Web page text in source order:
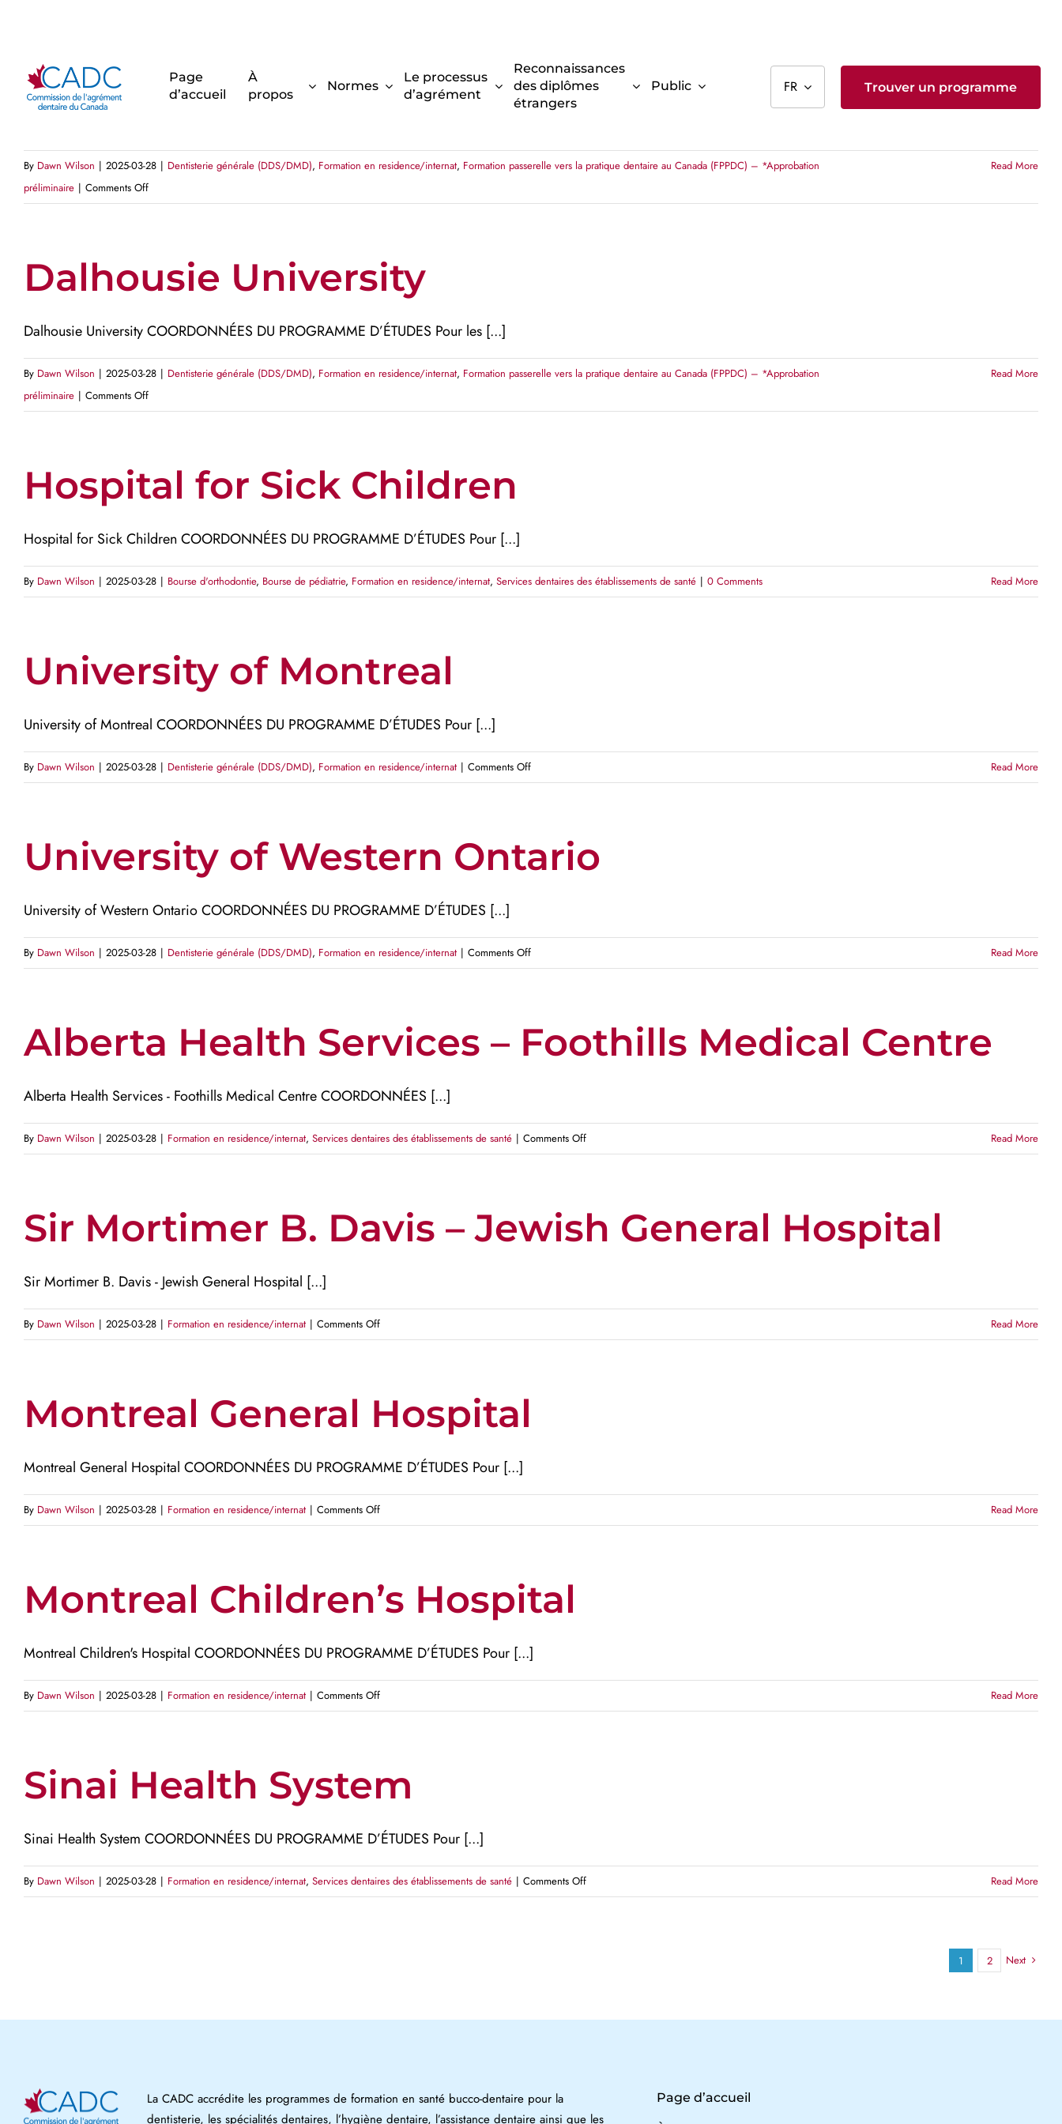
Page
d’accueil
À
propos
Normes
Le processus
d’agrément
Reconnaissances
des diplômes
étrangers
Public FR Trouver un programme
Universite Laval
By Dawn Wilson | 2025-03-28 | Dentisterie générale (DDS/DMD), Formation en residence/internat, Formation passerelle vers la pratique dentaire au Canada (FPPDC) – *Approbation
préliminaire | Comments Offon
Universite
Read More
Dalhousie University
Dalhousie University COORDONNÉES DU PROGRAMME D’ÉTUDES Pour les [...]
By Dawn Wilson | 2025-03-28 | Dentisterie générale (DDS/DMD), Formation en residence/internat, Formation passerelle vers la pratique dentaire au Canada (FPPDC) – *Approbation
préliminaire | Comments Offon
Dalhousie
Read More
Hospital for Sick Children
Hospital for Sick Children COORDONNÉES DU PROGRAMME D’ÉTUDES Pour [...]
By Dawn Wilson | 2025-03-28 | Bourse d'orthodontie, Bourse de pédiatrie, Formation en residence/internat, Services dentaires des établissements de santé | 0 Comments Read More
University of Montreal
University of Montreal COORDONNÉES DU PROGRAMME D’ÉTUDES Pour [...]
By Dawn Wilson | 2025-03-28 | Dentisterie générale (DDS/DMD), Formation en residence/internat | Comments Offon
University
Read More
University of Western Ontario
University of Western Ontario COORDONNÉES DU PROGRAMME D’ÉTUDES [...]
By Dawn Wilson | 2025-03-28 | Dentisterie générale (DDS/DMD), Formation en residence/internat | Comments Offon
University
Ontario
Read More
Alberta Health Services – Foothills Medical Centre
Alberta Health Services - Foothills Medical Centre COORDONNÉES [...]
By Dawn Wilson | 2025-03-28 | Formation en residence/internat, Services dentaires des établissements de santé | Comments Offon
Alberta
–
Read More
Sir Mortimer B. Davis – Jewish General Hospital
Sir Mortimer B. Davis - Jewish General Hospital [...]
By Dawn Wilson | 2025-03-28 | Formation en residence/internat | Comments Offon
Sir
Davis
Hospital
Read More
Montreal General Hospital
Montreal General Hospital COORDONNÉES DU PROGRAMME D’ÉTUDES Pour [...]
By Dawn Wilson | 2025-03-28 | Formation en residence/internat | Comments Offon
Montreal
Read More
Montreal Children’s Hospital
Montreal Children's Hospital COORDONNÉES DU PROGRAMME D’ÉTUDES Pour [...]
By Dawn Wilson | 2025-03-28 | Formation en residence/internat | Comments Offon
Montreal
Read More
Sinai Health System
Sinai Health System COORDONNÉES DU PROGRAMME D’ÉTUDES Pour [...]
By Dawn Wilson | 2025-03-28 | Formation en residence/internat, Services dentaires des établissements de santé | Comments Offon
Sinai
Read More
1 2 Next
La CADC accrédite les programmes de formation en santé bucco-dentaire pour la
dentisterie, les spécialités dentaires, l’hygiène dentaire, l’assistance dentaire ainsi que les
Page d’accueil